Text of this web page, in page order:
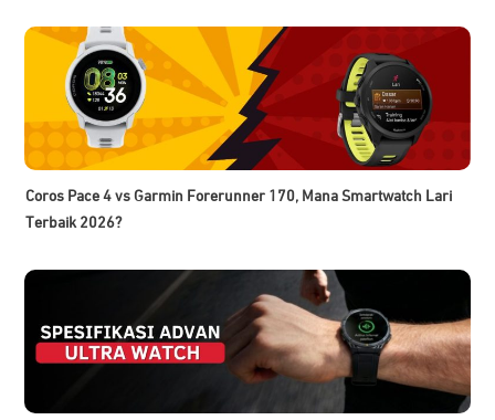
Coros Pace 4 vs Garmin Forerunner 170, Mana Smartwatch Lari
Terbaik 2026?